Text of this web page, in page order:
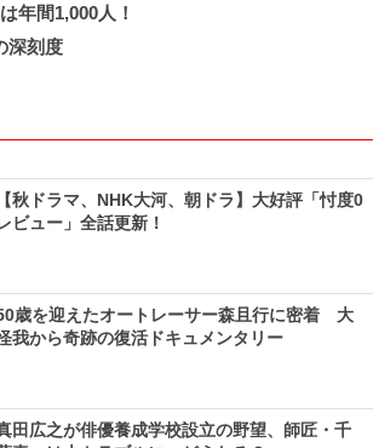
年間1,000人！
深刻度
【秋ドラマ、NHK大河、朝ドラ】大好評「忖度0
ビュー」全話更新！
歳を迎えたオートレーサー森且行に密着 大
我から奇跡の復活ドキュメンタリー
田広之が俳優養成学校設立の野望、師匠・千